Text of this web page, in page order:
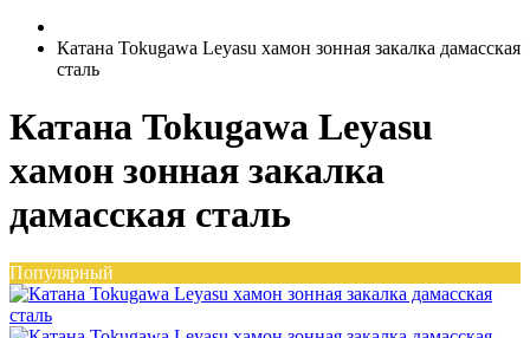
Катана Tokugawa Leyasu хамон зонная закалка дамасская
сталь
Катана Tokugawa Leyasu
хамон зонная закалка
дамасская сталь
Популярный